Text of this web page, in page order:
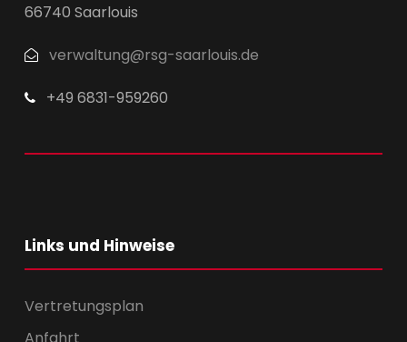
66740 Saarlouis
verwaltung@rsg-saarlouis.de
+49 6831-959260
Links und Hinweise
Vertretungsplan
Anfahrt